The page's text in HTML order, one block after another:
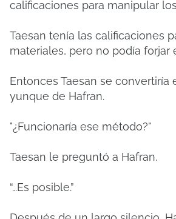
calificaciones para manipular
Taesan tenía las calificaciones
materiales, pero no podía forjar
Entonces Taesan se convertiría
yunque de Hafran.
"¿Funcionaría ese método?"
Taesan le preguntó a Hafran.
“…Es posible.”